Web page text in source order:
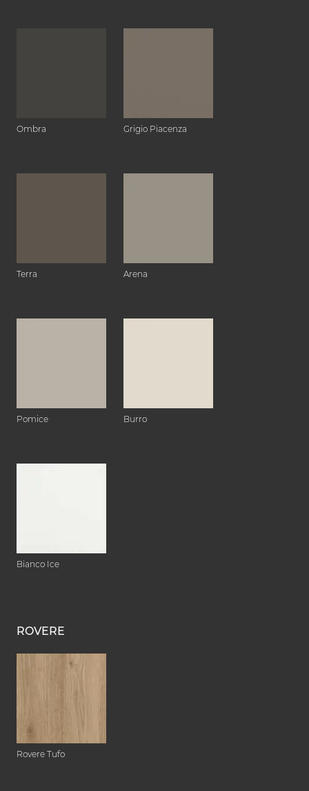
Ombra Grigio Piacenza
Terra Arena
Pomice Burro
Bianco Ice
ROVERE
Rovere Tufo